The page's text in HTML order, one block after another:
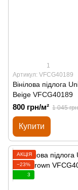
1
Артикул: VFCG40189
Вінілова підлога
Beige VFCG40189
800 грн/м² 1 045 грн
Купити
АКЦІЯ
−23%
3